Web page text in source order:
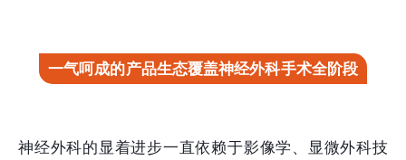
一气呵成的产品生态覆盖神经外科手术全阶段
神经外科的显着进步一直依赖于影像学、显微外科技